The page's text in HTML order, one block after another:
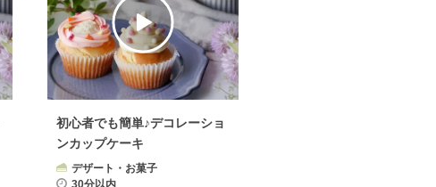
初心者でも簡単♪デコレーショ
ンカップケーキ
デザート・お菓子
30分以内